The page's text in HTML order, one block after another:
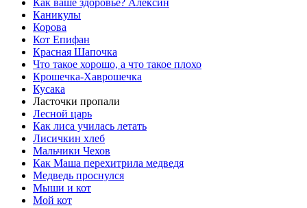
Каникулы
Корова
Кот Епифан
Красная Шапочка
Что такое хорошо, а что такое плохо
Крошечка-Хаврошечка
Кусака
Ласточки пропали
Лесной царь
Как лиса училась летать
Лисичкин хлеб
Мальчики Чехов
Как Маша перехитрила медведя
Медведь проснулся
Мыши и кот
Мой кот